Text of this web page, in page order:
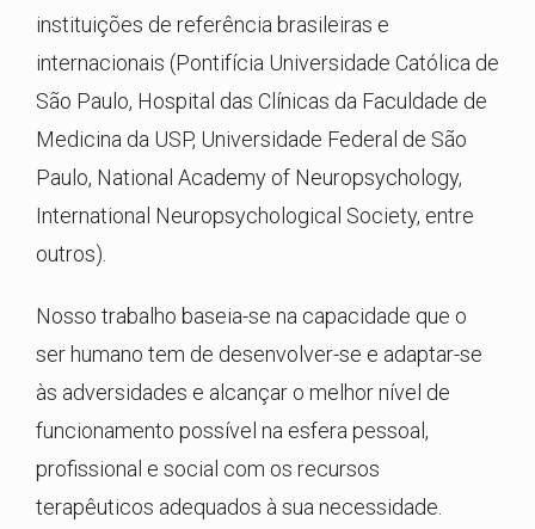
instituições de referência brasileiras e
internacionais (Pontifícia Universidade Católica de
São Paulo, Hospital das Clínicas da Faculdade de
Medicina da USP, Universidade Federal de São
Paulo, National Academy of Neuropsychology,
International Neuropsychological Society, entre
outros).
Nosso trabalho baseia-se na capacidade que o
ser humano tem de desenvolver-se e adaptar-se
às adversidades e alcançar o melhor nível de
funcionamento possível na esfera pessoal,
profissional e social com os recursos
terapêuticos adequados à sua necessidade.